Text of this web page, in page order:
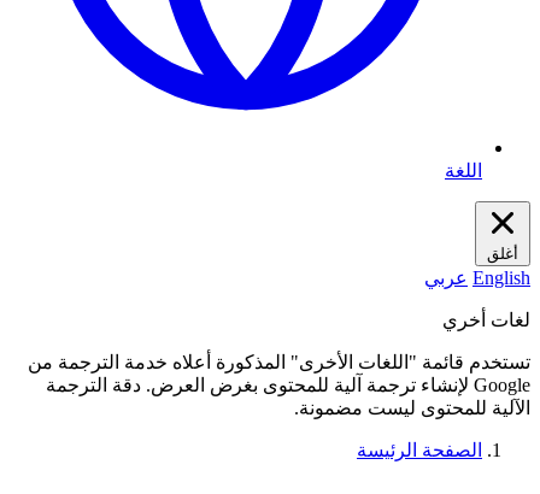
اللغة
أغلق
English عربي
لغات أخري
تستخدم قائمة "اللغات الأخرى" المذكورة أعلاه خدمة الترجمة من
Google لإنشاء ترجمة آلية للمحتوى بغرض العرض. دقة الترجمة
الآلية للمحتوى ليست مضمونة.
الصفحة الرئيسة